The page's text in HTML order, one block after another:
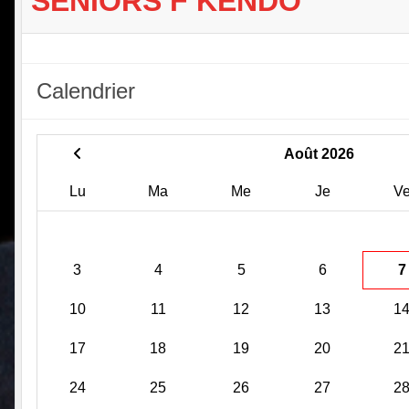
Calendrier
Août 2026
Lu Ma Me Je
3 4 5 6 7
10 11 12 13 14
17 18 19 20 21
24 25 26 27 28